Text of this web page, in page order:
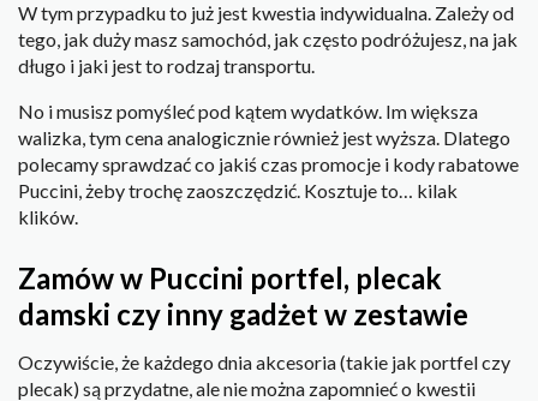
W tym przypadku to już jest kwestia indywidualna. Zależy od
tego, jak duży masz samochód, jak często podróżujesz, na jak
długo i jaki jest to rodzaj transportu.
No i musisz pomyśleć pod kątem wydatków. Im większa
walizka, tym cena analogicznie również jest wyższa. Dlatego
polecamy sprawdzać co jakiś czas promocje i kody rabatowe
Puccini, żeby trochę zaoszczędzić. Kosztuje to… kilak
klików.
Zamów w Puccini portfel, plecak
damski czy inny gadżet w zestawie
Oczywiście, że każdego dnia akcesoria (takie jak portfel czy
plecak) są przydatne, ale nie można zapomnieć o kwestii